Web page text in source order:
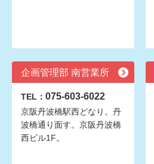
企画管理部 南営業所
TEL： 075-603-6022
京阪丹波橋駅西どなり。丹
波橋通り面す。京阪丹波橋
西ビル1F。